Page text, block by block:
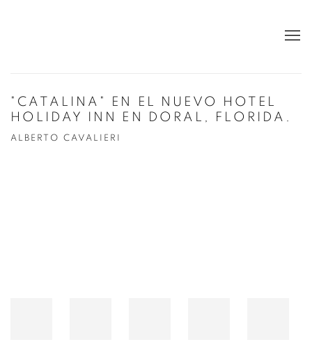
"CATALINA" EN EL NUEVO HOTEL
HOLIDAY INN EN DORAL, FLORIDA.
ALBERTO CAVALIERI